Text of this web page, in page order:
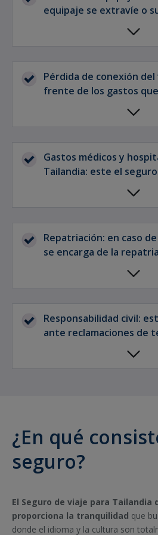
equipaje se extravíe o
durante el camino, este
Pérdida de conexión del
frente de los gastos
pérdida de un vuelo en
Gastos médicos y
Tailandia: este el
asistencia médica en
establecer el límite de
Repatriación: en caso
se encarga de la
así como del retorno si
necesitan por
Responsabilidad civil:
ante reclamaciones de
durante tu estancia en
¿En qué
seguro?
El Seguro de viaje para Tailandia
proporciona la tranquilidad que
donde el idioma y la cultura son